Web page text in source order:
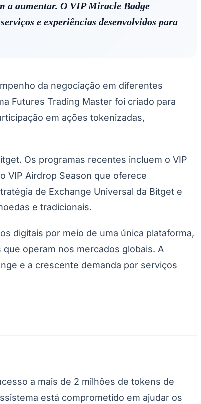
a aumentar. O VIP Miracle Badge
e experiências desenvolvidos para
da negociação em diferentes
Futures Trading Master foi criado para
em ações tokenizadas,
Os programas recentes incluem o VIP
VIP Airdrop Season que oferece
de Exchange Universal da Bitget e
e tradicionais.
digitais por meio de uma única plataforma,
operam nos mercados globais. A
e a crescente demanda por serviços
a mais de 2 milhões de tokens de
está comprometido em ajudar os